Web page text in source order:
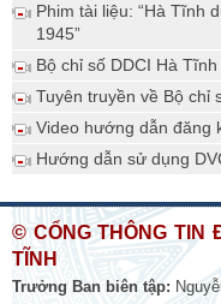
Phim tài liệu: “Hà Tĩnh
1945”
Bộ chỉ số DDCI Hà Tĩnh
Tuyên truyền về Bộ chỉ
Video hướng dẫn đăng
Hướng dẫn sử dụng
© CỔNG THÔNG TIN
TĨNH
Trưởng Ban biên tập: